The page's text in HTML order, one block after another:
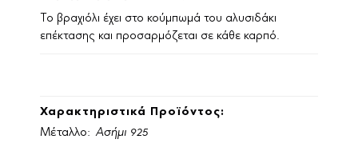
Το βραχιόλι έχει στο κούμπωμά του αλυσιδάκι
επέκτασης και προσαρμόζεται σε κάθε καρπό.
Χαρακτηριστικά Προϊόντος:
Μέταλλο: Ασήμι 925